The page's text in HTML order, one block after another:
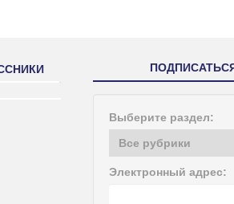
Выберите раздел:
Электронный адрес: